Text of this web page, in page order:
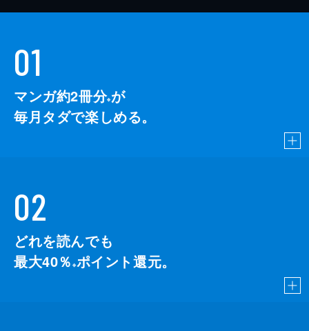
出版社
掲載誌
01
マンガ約2冊分※が
毎月タダで楽しめる。
02
どれを読んでも
最大40％ ※ポイント還元。